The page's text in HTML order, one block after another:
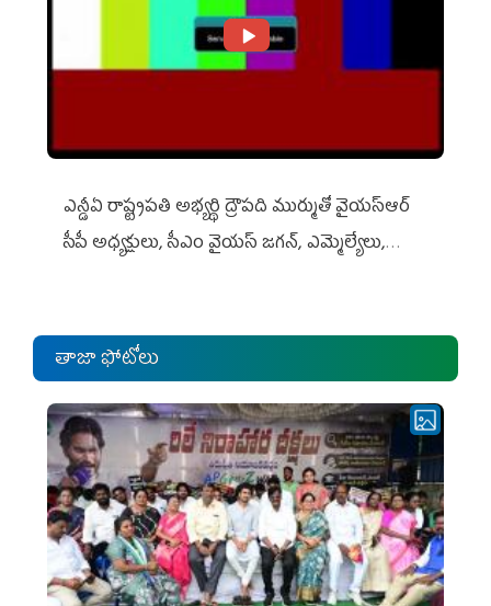
ఎన్డీఏ రాష్ట్ర‌ప‌తి అభ్య‌ర్థి ద్రౌప‌ది ముర్ముతో వైయ‌స్ఆర్
సీపీ అధ్య‌క్షులు, సీఎం వైయ‌స్ జ‌గ‌న్, ఎమ్మెల్యేలు,
తాజా ఫోటోలు